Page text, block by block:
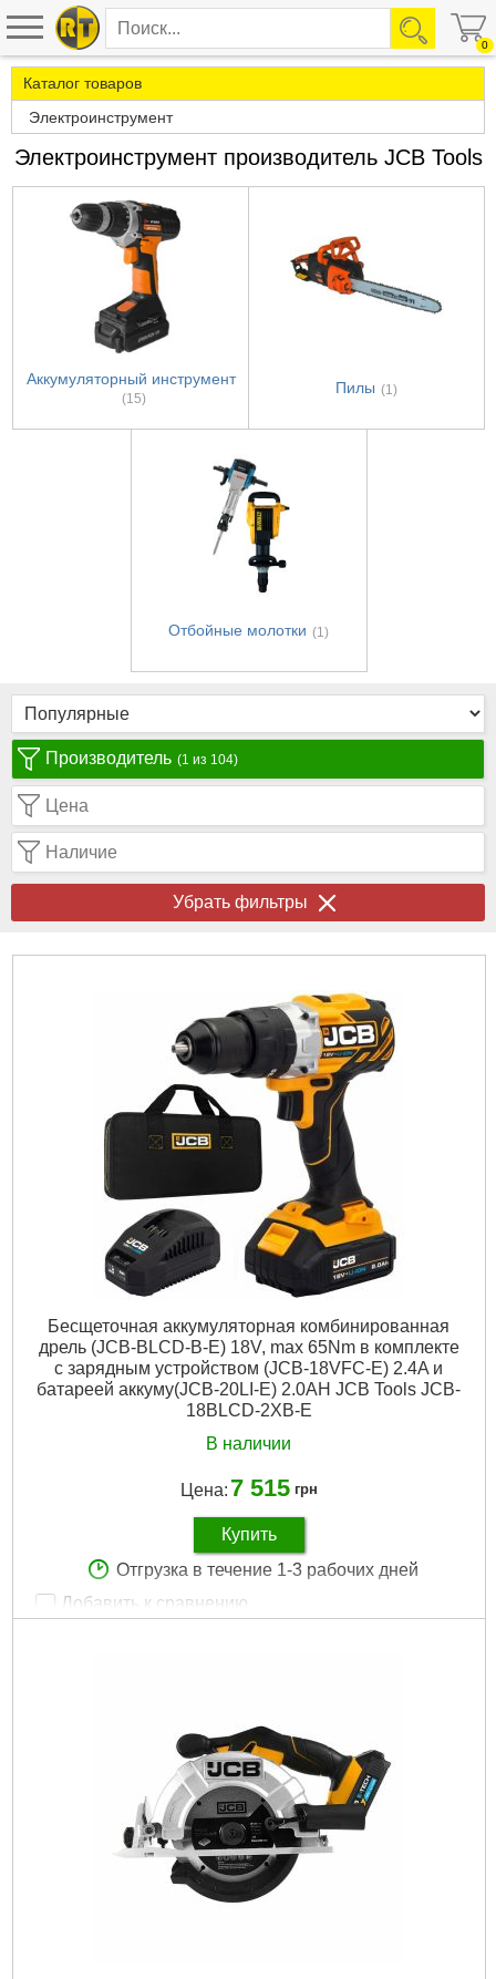
0
Каталог товаров
Электроинструмент
Электроинструмент производитель JCB Tools
Аккумуляторный инструмент
(15)
Пилы (1)
Отбойные молотки (1)
Производитель (1 из 104)
Цена
Наличие
Убрать фильтры
Бесщеточная аккумуляторная комбинированная
дрель (JCB-BLCD-B-E) 18V, max 65Nm в комплекте
с зарядным устройством (JCB-18VFC-E) 2.4A и
батареей аккуму(JCB-20LI-E) 2.0AH JCB Tools JCB-
18BLCD-2XB-E
В наличии
Цена: 7 515 грн
Купить
Отгрузка в течение 1-3 рабочих дней
Добавить к сравнению
аккумулятор, зарядное устройство
Напряжение аккумулятора: 18 В
Аккумуляторный
Тип аккумулятора: Li-Ion
Подробнее...